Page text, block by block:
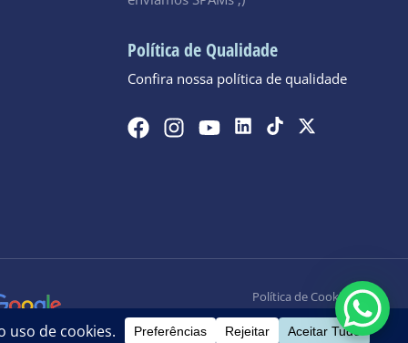
Política de Qualidade
Confira nossa política de qualidade
Política de Cookies
Política de Privacidade